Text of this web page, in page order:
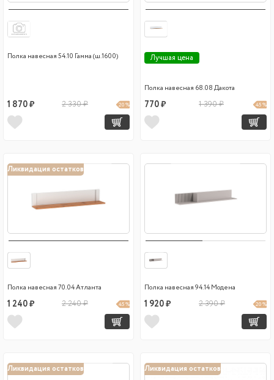
Полка навесная 54.10 Гамма (ш.1600)
1 870 ₽ 2 330 ₽ 20 %
Лучшая цена
Полка навесная 68.08 Дакота
770 ₽ 1 390 ₽ 45 %
Ликвидация остатков
Полка навесная 70.04 Атланта
1 240 ₽ 2 240 ₽ 45 %
Полка навесная 94.14 Модена
1 920 ₽ 2 390 ₽ 20 %
Ликвидация остатков Ликвидация остатков